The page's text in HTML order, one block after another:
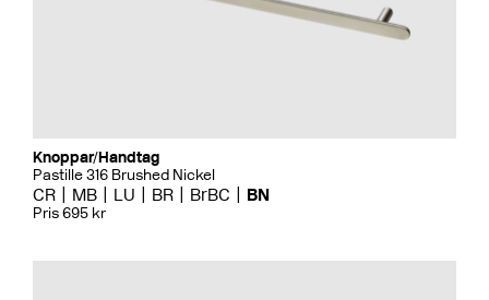
Knoppar/Handtag
Pastille 316 Brushed Nickel
CR MB LU BR BrBC BN
Pris 695 kr